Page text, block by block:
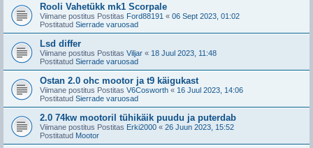
Rooli Vahetükk mk1 Scorpale
Viimane postitus Postitas Ford88191 « 06 Sept 2023, 01:02
Postitatud Sierrade varuosad
Lsd differ
Viimane postitus Postitas Viljar « 18 Juul 2023, 11:48
Postitatud Sierrade varuosad
Ostan 2.0 ohc mootor ja t9 käigukast
Viimane postitus Postitas V6Cosworth « 16 Juul 2023, 14:06
Postitatud Sierrade varuosad
2.0 74kw mootoril tühikäik puudu ja puterdab
Viimane postitus Postitas Erki2000 « 26 Juun 2023, 15:52
Postitatud Mootor